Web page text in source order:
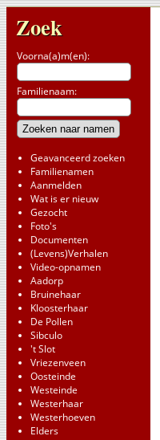
Zoek
Voorna(a)m(en):
Familienaam:
Geavanceerd zoeken
Familienamen
Aanmelden
Wat is er nieuw
Gezocht
Foto's
Documenten
(Levens)Verhalen
Video-opnamen
Aadorp
Bruinehaar
Kloosterhaar
De Pollen
Sibculo
't Slot
Vriezenveen
Oosteinde
Westeinde
Westerhaar
Westerhoeven
Elders